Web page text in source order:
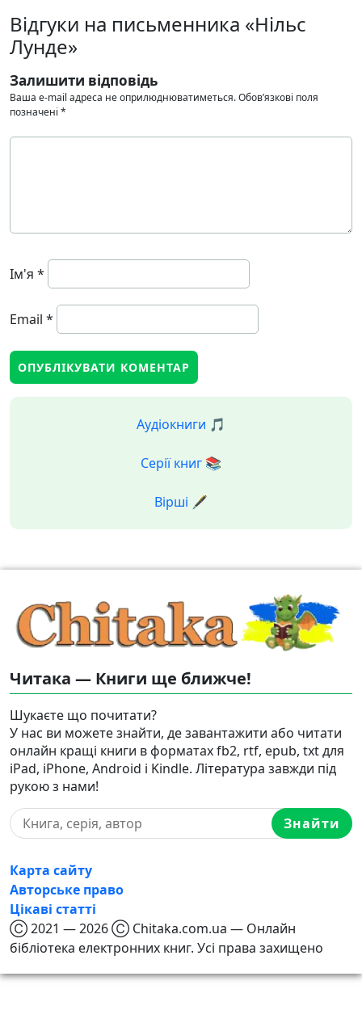
Відгуки на письменника «Нільс
Лунде»
Залишити відповідь
Ваша e-mail адреса не оприлюднюватиметься.Обов’язкові поля
позначені *
Ім'я *
Email *
Аудіокниги 🎵
Серії книг 📚
Вірші 🖋️
Читака — Книги ще ближче!
Шукаєте що почитати?
У нас ви можете знайти, де завантажити або читати
онлайн кращі книги в форматах fb2, rtf, epub, txt для
iPad, iPhone, Android і Kindle. Література завжди під
рукою з нами!
Знайти
Карта сайту
Авторське право
Цікаві статті
Ⓒ 2021 — 2026 Ⓒ Chitaka.com.ua — Онлайн
бібліотека електронних книг. Усі права захищено